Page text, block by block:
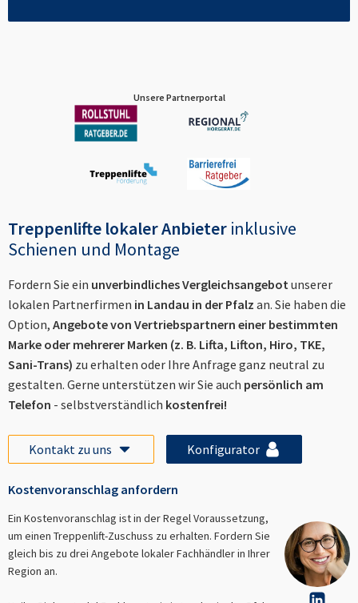
Unsere Partnerportal
Treppenlifte lokaler Anbieter inklusive
Schienen und Montage
Fordern Sie ein unverbindliches Vergleichsangebotunserer
lokalen Partnerfirmen in Landau in der Pfalz an. Sie haben die
Option, Angebote von Vertriebspartnern einer bestimmten
Marke oder mehrerer Marken (z. B. Lifta, Lifton, Hiro, TKE,
Sani-Trans) zu erhalten oder Ihre Anfrage ganz neutral zu
gestalten. Gerne unterstützen wir Sie auch persönlich am
Telefon - selbstverständlich kostenfrei!
Kontakt zu uns Konfigurator
Kostenvoranschlag anfordern
Ein Kostenvoranschlag ist in der Regel Voraussetzung,
um einen Treppenlift-Zuschuss zu erhalten. Fordern Sie
gleich bis zu drei Angebote lokaler Fachhändler in Ihrer
Region an.